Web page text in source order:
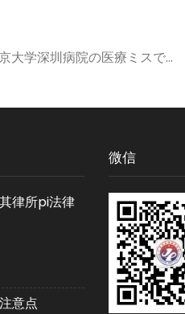
大学深圳病院の医療ミスで
律所pi法律
意点
微信